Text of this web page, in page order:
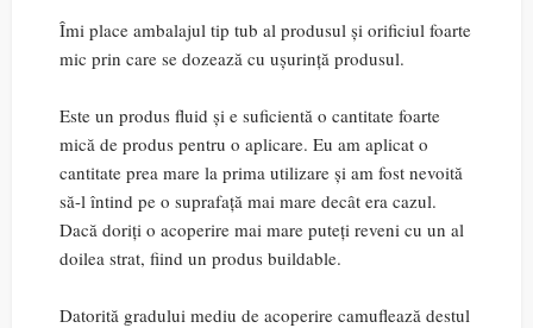
Îmi place ambalajul tip tub al produsul și orificiul foarte
mic prin care se dozează cu ușurință produsul.
Este un produs fluid și e suficientă o cantitate foarte
mică de produs pentru o aplicare. Eu am aplicat o
cantitate prea mare la prima utilizare și am fost nevoită
să-l întind pe o suprafață mai mare decât era cazul.
Dacă doriți o acoperire mai mare puteți reveni cu un al
doilea strat, fiind un produs buildable.
Datorită gradului mediu de acoperire camuflează destul